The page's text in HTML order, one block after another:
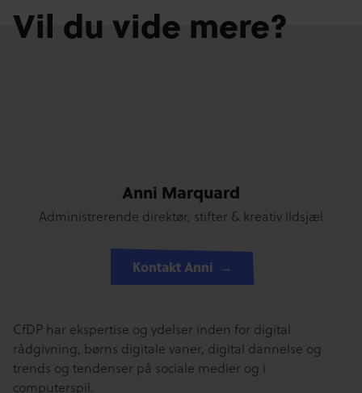
Vil du vide mere?
Anni Marquard
Administrerende direktør, stifter & kreativ ildsjæl
Kontakt Anni
CfDP har ekspertise og ydelser inden for digital
rådgivning, børns digitale vaner, digital dannelse og
trends og tendenser på sociale medier og i
computerspil.